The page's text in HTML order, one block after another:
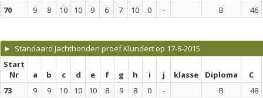
70
9 8 10 10 9 6 7 10 0 - B 46
► Standaard Jachthonden proef Klundert op 17-8-2015
Start
Nr
a b c d e f g h i j klasse Diploma
C
73
9 9 10 10 10 8 9 8 0 - B 48